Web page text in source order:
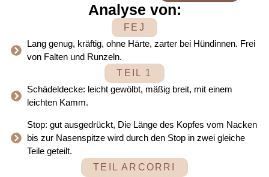
Analyse von:
FEJ
Lang genug, kräftig, ohne Härte, zarter bei Hündinnen. Frei
von Falten und Runzeln.
TEIL 1
Schädeldecke: leicht gewölbt, mäßig breit, mit einem
leichten Kamm.
Stop: gut ausgedrückt, Die Länge des Kopfes vom Nacken
bis zur Nasenspitze wird durch den Stop in zwei gleiche
Teile geteilt.
TEIL ARCORRI